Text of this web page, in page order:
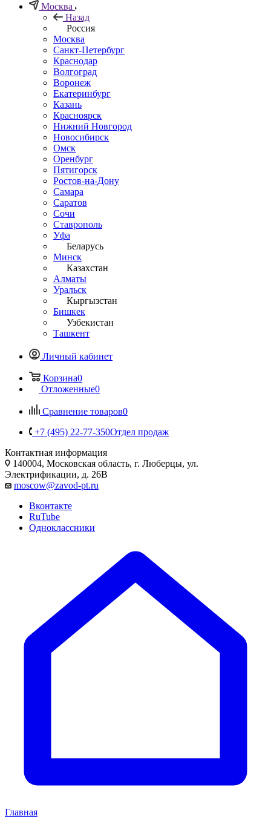
Москва
Назад
Россия
Москва
Санкт-Петербург
Краснодар
Волгоград
Воронеж
Екатеринбург
Казань
Красноярск
Нижний Новгород
Новосибирск
Омск
Оренбург
Пятигорск
Ростов-на-Дону
Самара
Саратов
Сочи
Ставрополь
Уфа
Беларусь
Минск
Казахстан
Алматы
Уральск
Кыргызстан
Бишкек
Узбекистан
Ташкент
Личный кабинет
Корзина0
Отложенные0
Сравнение товаров0
+7 (495) 22-77-350Отдел продаж
Контактная информация
140004, Московская область, г. Люберцы, ул.
Электрификации, д. 26В
moscow@zavod-pt.ru
Вконтакте
RuTube
Одноклассники
Главная